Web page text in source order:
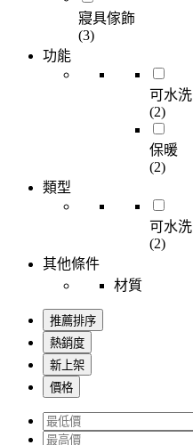
寢具傢飾
(3)
功能
可水洗
(2)
保暖
(2)
類型
可水洗
(2)
其他條件
材質
推薦排序
熱銷度
新上架
價格